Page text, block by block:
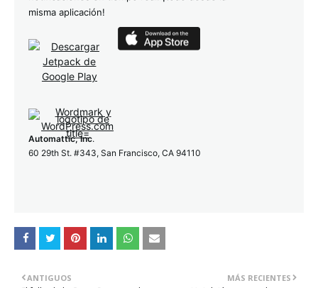
misma aplicación!
Automattic, Inc.
60 29th St. #343, San Francisco, CA 94110
MÁS RECIENTES
ANTIGUOS